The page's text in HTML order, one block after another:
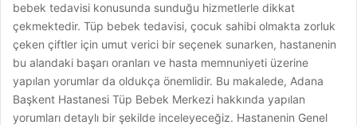
bebek tedavisi konusunda sunduğu hizmetlerle dikkat
çekmektedir. Tüp bebek tedavisi, çocuk sahibi olmakta zorluk
çeken çiftler için umut verici bir seçenek sunarken, hastanenin
bu alandaki başarı oranları ve hasta memnuniyeti üzerine
yapılan yorumlar da oldukça önemlidir. Bu makalede, Adana
Başkent Hastanesi Tüp Bebek Merkezi hakkında yapılan
yorumları detaylı bir şekilde inceleyeceğiz. Hastanenin Genel